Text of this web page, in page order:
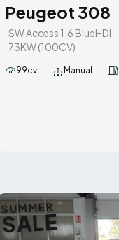
Peugeot 308
SW Access 1.6 BlueHDI
73KW (100CV)
99cv Manual
SUMMER
SALE